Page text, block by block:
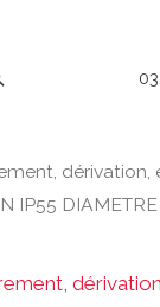
dérivation,
IP55